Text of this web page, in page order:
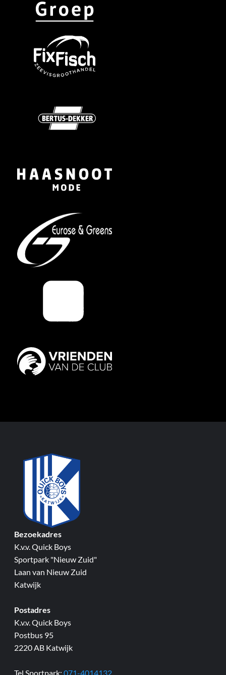
Bezoekadres
K.v.v. Quick Boys
Sportpark "Nieuw Zuid"
Laan van Nieuw Zuid
Katwijk
Postadres
K.v.v. Quick Boys
Postbus 95
2220 AB Katwijk
Tel Sportpark: 071-4014132